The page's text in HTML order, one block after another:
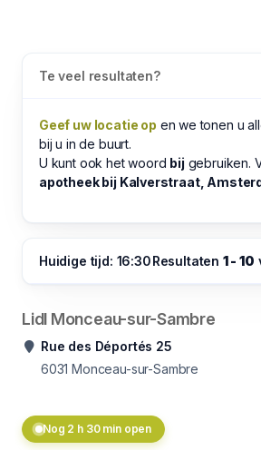
Te veel resultaten?
Geef uw locatie op en we tonen u
bij u in de buurt.
U kunt ook het woord bij gebruiken.
apotheek bij Kalverstraat,
Huidige tijd: 16:30Resultaten 1 - 10
Lidl Monceau-sur-Sambre
Rue des Déportés 25
6031 Monceau-sur-Sambre
Nog 2 h 30 min open